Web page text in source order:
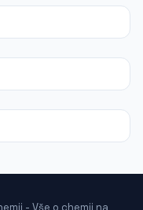
- Vše o chemii na